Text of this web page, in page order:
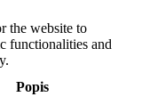
the website to
functionalities and
Popis